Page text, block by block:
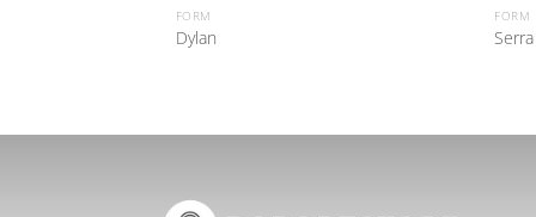
FORM
Dylan
FORM
Serra